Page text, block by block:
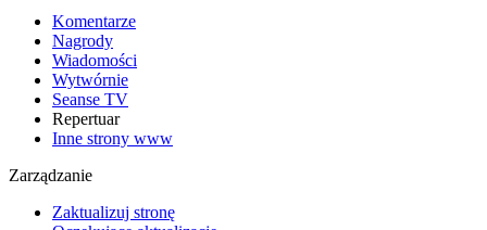
Komentarze
Nagrody
Wiadomości
Wytwórnie
Seanse TV
Repertuar
Inne strony www
Zarządzanie
Zaktualizuj stronę